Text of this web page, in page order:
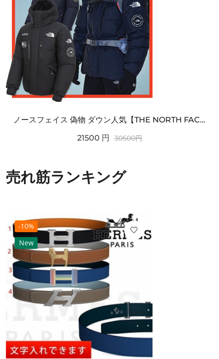
ノースフェイス 偽物 ダウン人気【THE NORTH FACE】M'S 7 SUMMIT HIM...
21500 円 30500円
売れ筋ランキング
-10%
New